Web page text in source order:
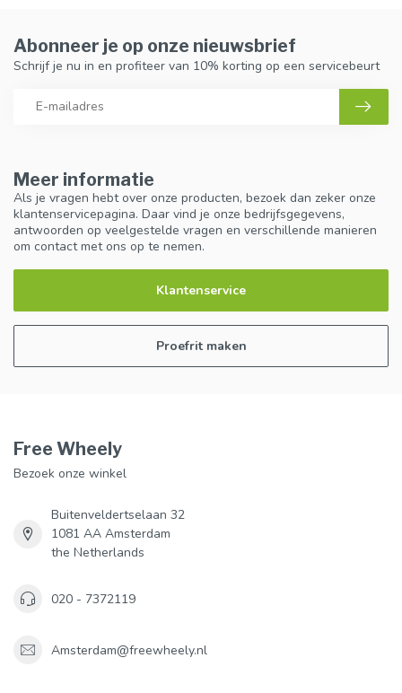
Meer informatie
Als je vragen hebt over onze producten, bezoek dan zeker onze
klantenservicepagina. Daar vind je onze bedrijfsgegevens,
antwoorden op veelgestelde vragen en verschillende manieren
om contact met ons op te nemen.
Klantenservice
Proefrit maken
Abonneer je op onze nieuwsbrief
Schrijf je nu in en profiteer van 10% korting op een servicebeurt
Free Wheely
Bezoek onze winkel
Buitenveldertselaan 32
1081 AA Amsterdam
the Netherlands
020 - 7372119
Amsterdam@freewheely.nl